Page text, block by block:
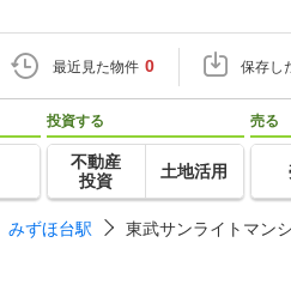
最近見た物件 0 保存し
投資する
不動産
投資
土地活用
売る
みずほ台駅 東武サンライトマン